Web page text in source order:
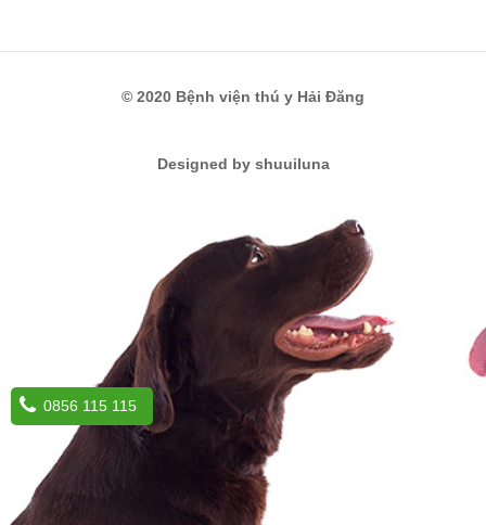
© 2020 Bệnh viện thú y Hải Đăng
Designed by shuuiluna
0856 115 115